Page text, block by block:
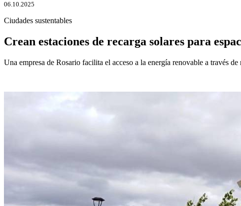
06.10.2025
Ciudades sustentables
Crean estaciones de recarga solares para
Una empresa de Rosario facilita el acceso a la energía renovable a través